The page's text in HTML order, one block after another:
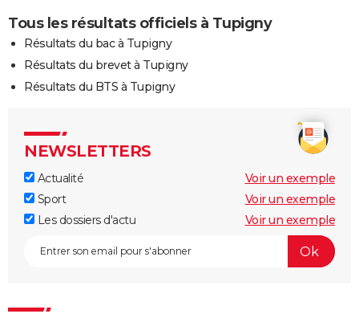
Tous les résultats officiels à Tupigny
Résultats du bac à Tupigny
Résultats du brevet à Tupigny
Résultats du BTS à Tupigny
NEWSLETTERS
Actualité
Voir un exemple
Sport
Voir un exemple
Les dossiers d'actu
Voir un exemple